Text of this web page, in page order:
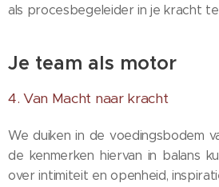
als procesbegeleider in je kracht
Je team als motor
4. Van Macht naar kracht
We duiken in de voedingsbodem
de kenmerken hiervan in balans
over intimiteit en openheid,